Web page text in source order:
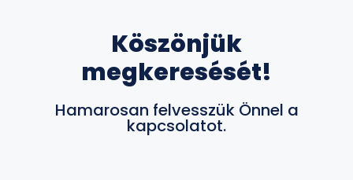
Köszönjük
megkeresését!
Hamarosan felvesszük Önnel a
kapcsolatot.